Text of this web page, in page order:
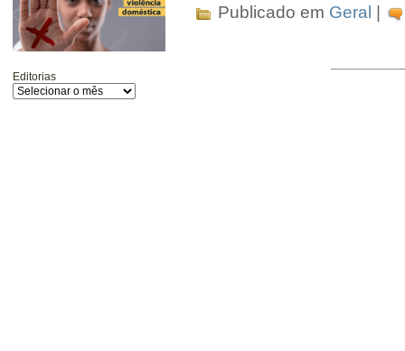
Editorias
Publicado em Geral